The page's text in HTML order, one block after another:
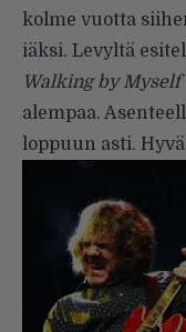
kolme vuotta
iäksi. Levyltä
Walking by Myself
alempaa.
loppuun asti.